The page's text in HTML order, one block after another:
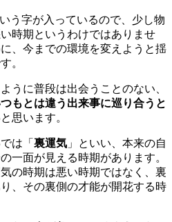
う字が入っているので、少し物
時期というわけではありませ
、今までの環境を変えようと揺
。
うに普段は出会うことのない、
もとは違う出来事に巡り合うと
思います。
は「 裏運気 」といい、本来の自
一面が見える時期があります。
の時期は悪い時期ではなく、裏
、その裏側の才能が開花する時